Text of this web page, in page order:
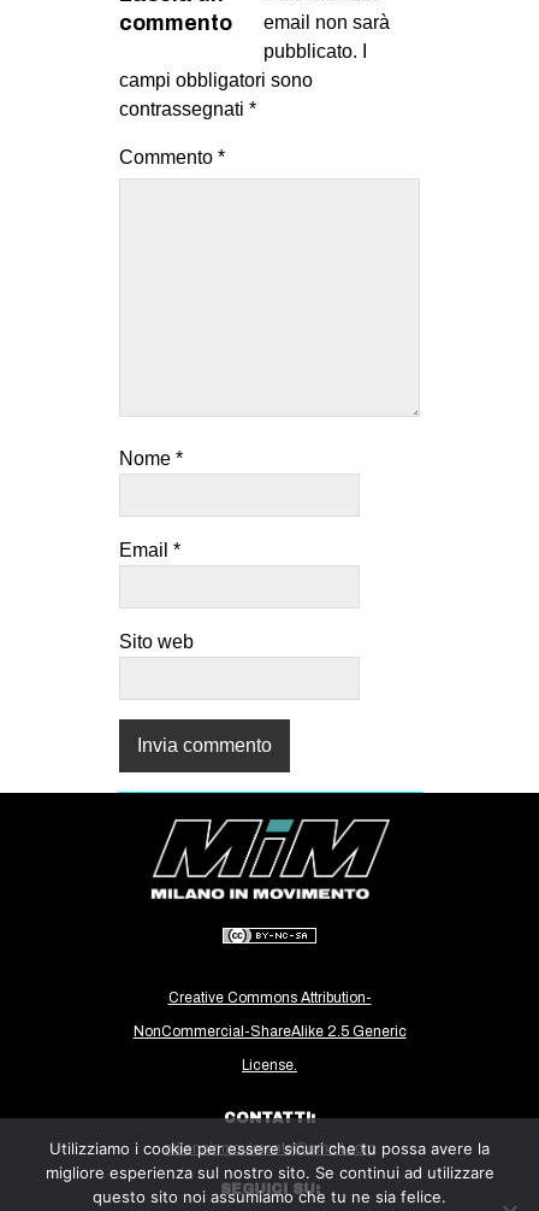
commento
email non sarà
pubblicato.
campi obbligatori sono
contrassegnati *
Commento *
Nome *
Email *
Sito web
Creative Commons Attribution-
NonCommercial-ShareAlike 2.5 Generic
License.
CONTATTI:
milanoinmovimento@gmail.com
SEGUICI SU:
Utilizziamo i cookie per essere sicuri che tu possa avere la
migliore esperienza sul nostro sito. Se continui ad utilizzare
questo sito noi assumiamo che tu ne sia felice.